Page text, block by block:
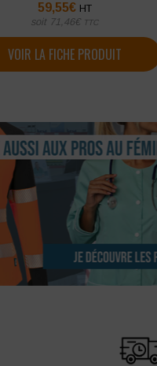
59,55€ HT
soit 71,46€ TTC
VOIR LA FICHE PRODUIT